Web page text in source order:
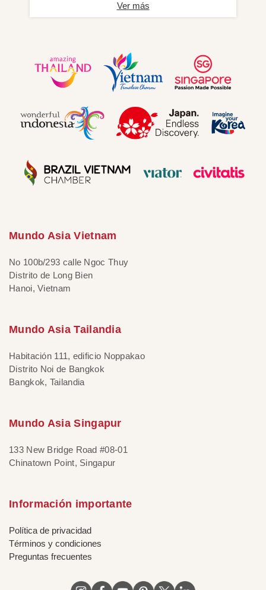
Ver más
Mundo Asia Vietnam
No 100b/293 calle Ngoc Thuy
Distrito de Long Bien
Hanoi, Vietnam
Mundo Asia Tailandia
Habitación 111, edificio Noppakao
Distrito Noi de Bangkok
Bangkok, Tailandia
Mundo Asia Singapur
133 New Bridge Road #08-01
Chinatown Point, Singapur
Información importante
Política de privacidad
Términos y condiciones
Preguntas frecuentes